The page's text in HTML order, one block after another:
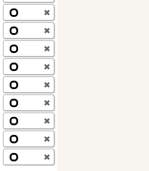
✖
✖
✖
✖
✖
✖
✖
✖
✖